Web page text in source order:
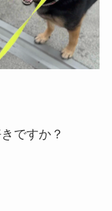
ですか？